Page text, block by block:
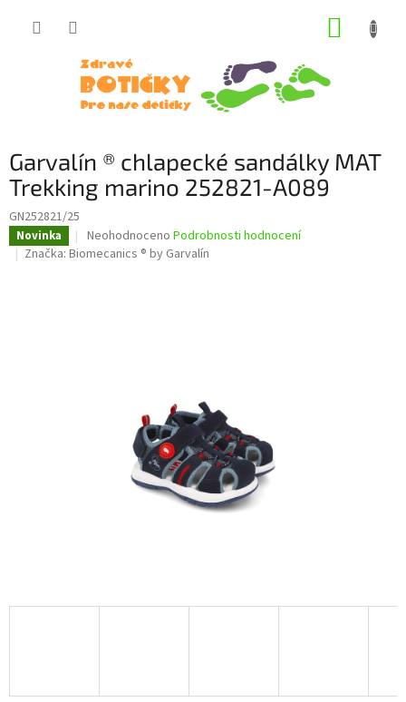
Garvalín ® chlapecké sandálky MAT
Trekking marino 252821-A089
GN252821/25
Novinka
Průměrné
hodnocení
Neohodnoceno Podrobnosti hodnocení
Značka: Biomecanics ® by Garvalín